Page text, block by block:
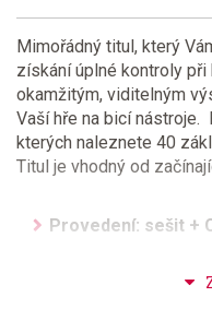
Mimořádný titul, který
získání úplné kontroly
okamžitým, viditelným
Vaší hře na bicí nástroje.
kterých naleznete 40
Titul je vhodný od
Provedení: sešit +